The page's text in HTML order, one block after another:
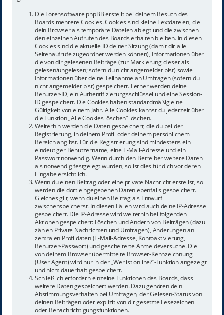
Die Forensoftware phpBB erstellt bei deinem Besuch des
Boards mehrere Cookies. Cookies sind kleine Textdateien, die
dein Browser als temporäre Dateien ablegt und die zwischen
den einzelnen Aufrufen des Boards erhalten bleiben. In diesen
Cookies sind die aktuelle ID deiner Sitzung (damit dir alle
Seitenaufrufe zugeordnet werden können), Informationen über
die von dir gelesenen Beiträge (zur Markierung dieser als
gelesen/ungelesen; sofern du nicht angemeldet bist) sowie
Informationen über deine Teilnahme an Umfragen (sofern du
nicht angemeldet bist) gespeichert. Ferner werden deine
Benutzer-ID, ein Authentifizierungsschlüssel und eine Session-
ID gespeichert. Die Cookies haben standardmäßig eine
Gültigkeit von einem Jahr. Alle Cookies kannst du jederzeit über
die Funktion „Alle Cookies löschen“ löschen.
Weiterhin werden die Daten gespeichert, die du bei der
Registrierung, in deinem Profil oder deinem persönlichem
Bereich angibst. Für die Registrierung sind mindestens ein
eindeutiger Benutzername, eine E-Mail-Adresse und ein
Passwort notwendig. Wenn durch den Betreiber weitere Daten
als notwendig festgelegt wurden, so ist dies für dich vor deren
Eingabe ersichtlich.
Wenn du einen Beitrag oder eine private Nachricht erstellst, so
werden die dort eingegebenen Daten ebenfalls gespeichert.
Gleiches gilt, wenn du einen Beitrag als Entwurf
zwischenspeicherst. In diesen Fällen wird auch deine IP-Adresse
gespeichert. Die IP-Adresse wird weiterhin bei folgenden
Aktionen gespeichert: Löschen und Ändern von Beiträgen (dazu
zählen Private Nachrichten und Umfragen), Änderungen an
zentralen Profildaten (E-Mail-Adresse, Kontoaktivierung,
Benutzer-Passwort) und gescheiterte Anmeldeversuche. Die
von deinem Browser übermittelte Browser-Kennzeichnung
(User Agent) wird nur in der „Wer ist online?“-Funktion angezeigt
und nicht dauerhaft gespeichert.
Schließlich erfordern einzelne Funktionen des Boards, dass
weitere Daten gespeichert werden. Dazu gehören dein
Abstimmungsverhalten bei Umfragen, der Gelesen-Status von
deinen Beiträgen oder explizit von dir gesetzte Lesezeichen
oder Benachrichtigungsfunktionen.